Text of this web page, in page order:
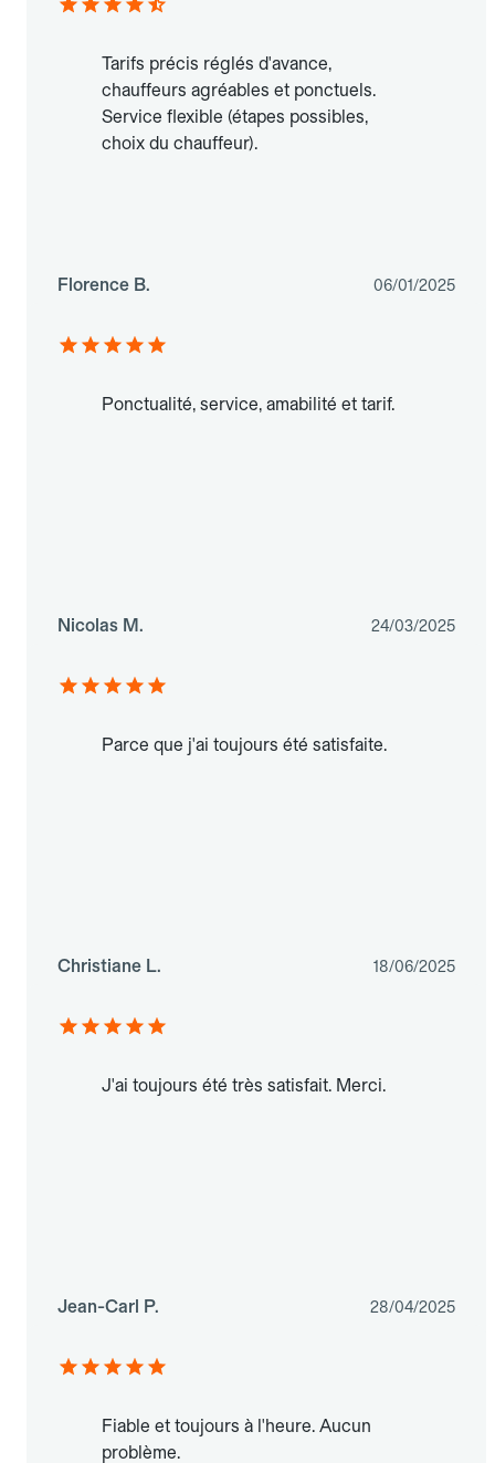
Tarifs précis réglés d'avance,
chauffeurs agréables et ponctuels.
Service flexible (étapes possibles,
choix du chauffeur).
Florence B. 06/01/2025
Ponctualité, service, amabilité et tarif.
Nicolas M. 24/03/2025
Parce que j'ai toujours été satisfaite.
Christiane L. 18/06/2025
J'ai toujours été très satisfait. Merci.
Jean-Carl P. 28/04/2025
Fiable et toujours à l'heure. Aucun
problème.